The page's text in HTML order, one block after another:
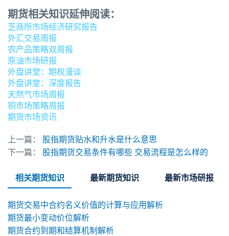
期货相关知识延伸阅读：
芝商所市场经济研究报告
外汇交易周报
农产品策略双周报
原油市场研报
外盘讲堂：期权漫谈
外盘讲堂：深度报告
天然气市场周报
铜市场策略周报
期货市场资讯
上一篇：
股指期货贴水和升水是什么意思
下一篇：
股指期货交易条件有哪些 交易流程是怎么样的
相关期货知识 最新期货知识 最新市场研报
期货交易中合约名义价值的计算与应用解析
期货最小变动价位解析
期货合约到期和结算机制解析